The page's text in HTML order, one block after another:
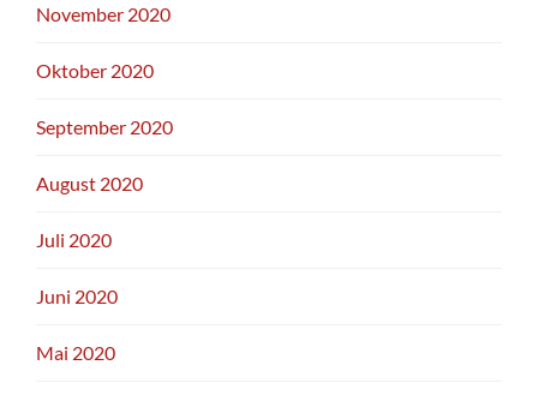
November 2020
Oktober 2020
September 2020
August 2020
Juli 2020
Juni 2020
Mai 2020